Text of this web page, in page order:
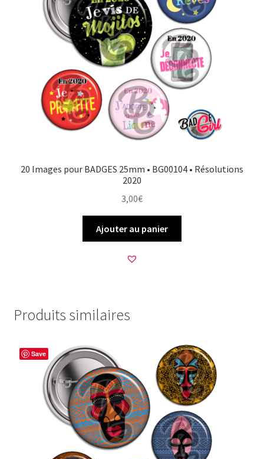
20 Images pour BADGES 25mm • BG00104 • Résolutions
2020
3,00€
Ajouter au panier
Produits similaires
Save